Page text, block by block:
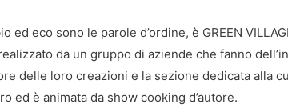
ed eco sono le parole d’ordine, è GREEN
da un gruppo di aziende che fanno
delle loro creazioni e la sezione dedicata alla
ed è animata da show cooking d’autore.